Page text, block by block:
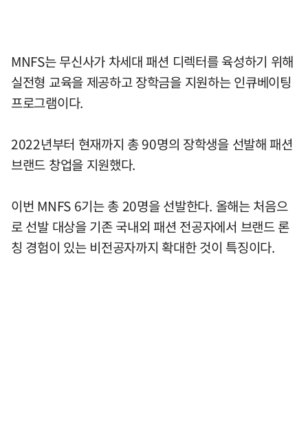
MNFS는 무신사가 차세대 패션 디렉터를 육성하기 위해
실전형 교육을 제공하고 장학금을 지원하는 인큐베이팅
프로그램이다.
2022년부터 현재까지 총 90명의 장학생을 선발해 패션
브랜드 창업을 지원했다.
이번 MNFS 6기는 총 20명을 선발한다. 올해는 처음으
로 선발 대상을 기존 국내외 패션 전공자에서 브랜드 론
칭 경험이 있는 비전공자까지 확대한 것이 특징이다.